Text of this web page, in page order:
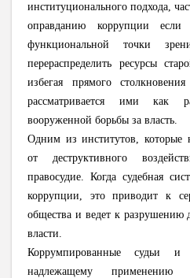
институционального подхода,
оправданию коррупции
функциональной точки
перераспределить ресурсы
избегая прямого
рассматривается ими как
вооруженной борьбы за власть.
Одним из институтов, которые
от деструктивного
правосудие. Когда судебная
коррупции, это приводит к
общества и ведет к разрушению
власти.
Коррумпированные судьи и
надлежащему